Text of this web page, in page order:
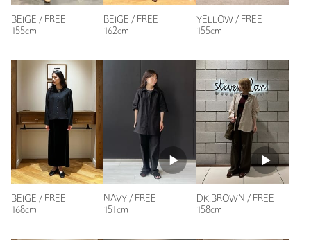
ニックネーム： さと
購入カラー：BEIGE
購入商品のサイズ感：
ちょうどよい
襟元のくりの高さが気に入りました。
素材もやわらかくて、とても良いです。
女性
年代：20代前半
身長：160cm
普段の着用サイズ： S
BEIGE / FREE
155cm
BEIGE / FREE
162cm
YELLOW / FREE
155cm
BEIGE / FREE
168cm
NAVY / FREE
151cm
DK.BROWN / FREE
158cm